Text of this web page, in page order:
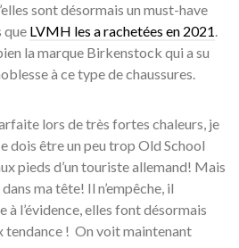
sont désormais un must-have
que LVMH les a rachetées en 2021.
la marque Birkenstock qui a su
à ce type de chaussures.
lors de très fortes chaleurs, je
dois être un peu trop Old School
pieds d’un touriste allemand! Mais
ma tête! Il n’empêche, il
à l’évidence, elles font désormais
tendance ! On voit maintenant